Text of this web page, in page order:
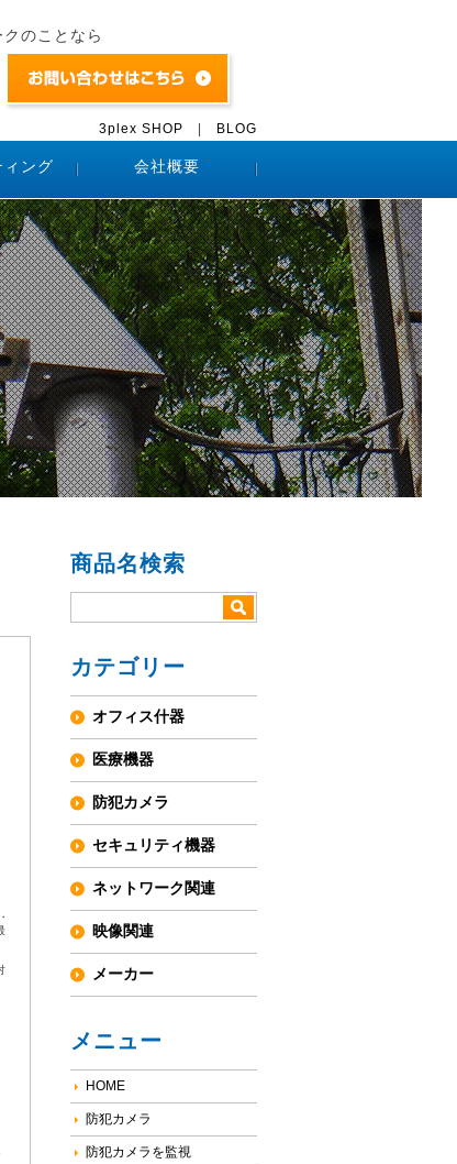
のことなら
3plex SHOP BLOG
ィング 会社概要
商品名検索
カテゴリー
オフィス什器
医療機器
防犯カメラ
セキュリティ機器
ネットワーク関連
映像関連
メーカー
メニュー
HOME
防犯カメラ
防犯カメラを監視